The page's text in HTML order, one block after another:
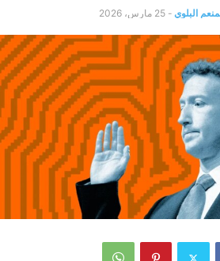
البلوي - 25 مارس، 2026